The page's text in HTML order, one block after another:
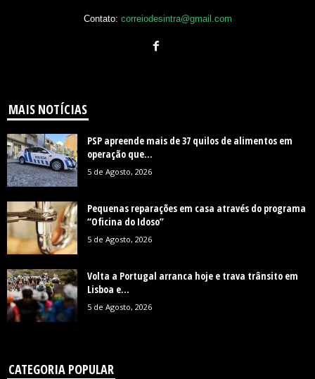
Contato: correiodesintra@gmail.com
MAIS NOTÍCIAS
PSP apreende mais de 37 quilos de alimentos em
operação que...
5 de Agosto, 2026
Pequenas reparações em casa através do programa
“Oficina do Idoso”
5 de Agosto, 2026
Volta a Portugal arranca hoje e trava trânsito em
Lisboa e...
5 de Agosto, 2026
CATEGORIA POPULAR